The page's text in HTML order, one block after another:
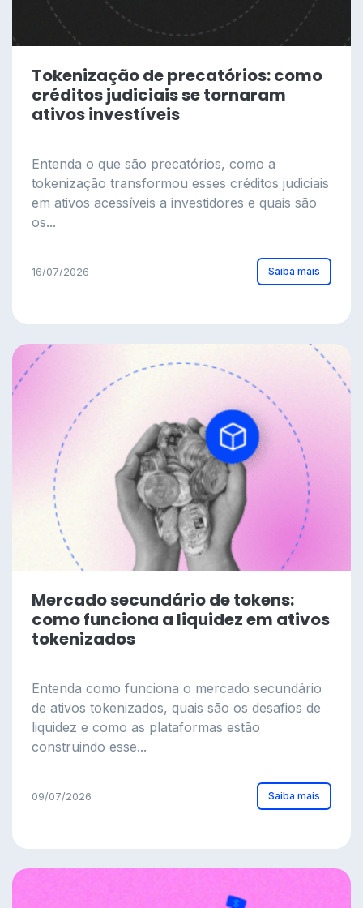
Tokenização de precatórios: como
créditos judiciais se tornaram
ativos investíveis
Entenda o que são precatórios, como a
tokenização transformou esses créditos judiciais
em ativos acessíveis a investidores e quais são
os...
16/07/2026 Saiba mais
Mercado secundário de tokens:
como funciona a liquidez em ativos
tokenizados
Entenda como funciona o mercado secundário
de ativos tokenizados, quais são os desafios de
liquidez e como as plataformas estão
construindo esse...
09/07/2026 Saiba mais